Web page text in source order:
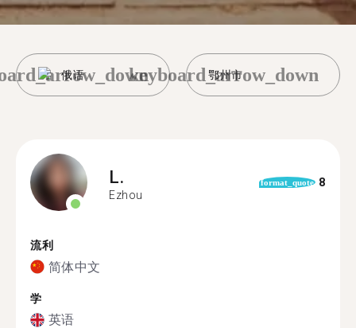
俄语 鄂州市
keyboard_arrow_down
L.
Ezhou
format_quote 8
流利
简体中文
学
英语